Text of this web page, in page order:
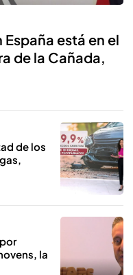
España está en el
de la Cañada,
de los
la